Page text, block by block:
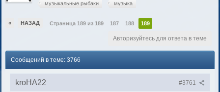
музыкальные рыбаки
музыка
« НАЗАД Страница 189 из 189 187 188 189
Авторизуйтесь для ответа в теме
Сообщений в теме: 3766
#3761
kroHA22